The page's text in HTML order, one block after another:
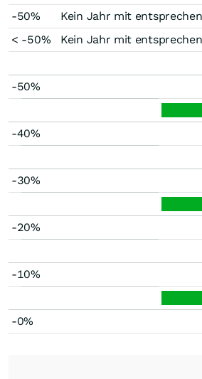
-50%
Kein Jahr mit
< -50%
Kein Jahr mit
-50%
-40%
-30%
-20%
-10%
-0%